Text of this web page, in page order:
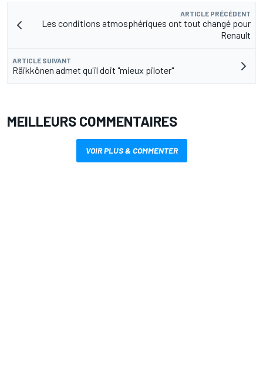
ARTICLE PRÉCÉDENT
Les conditions atmosphériques ont tout changé pour
Renault
ARTICLE SUIVANT
Räikkönen admet qu'il doit "mieux piloter"
MEILLEURS COMMENTAIRES
VOIR PLUS & COMMENTER